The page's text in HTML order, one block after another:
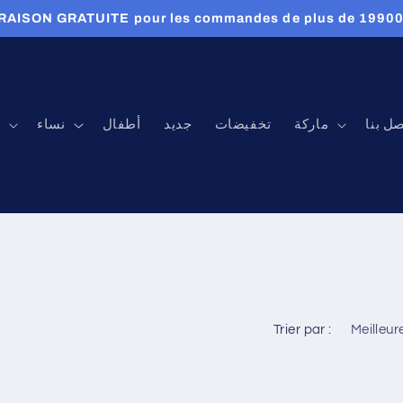
GRATUITE pour les commandes de plus de
نساء أطفال جديد تخفيضات ماركة بنا
Trier par :